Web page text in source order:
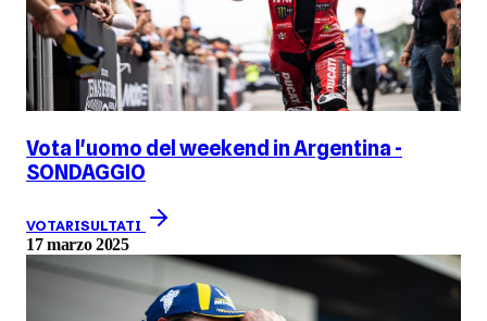
Vota l'uomo del weekend in Argentina -
SONDAGGIO
VOTARISULTATI
17 marzo 2025